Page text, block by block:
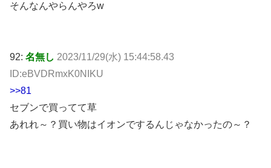
そんなんやらんやろw
92: 名無し 2023/11/29(水) 15:44:58.43
ID:eBVDRmxK0NIKU
>>81
セブンで買ってて草
あれれ～？買い物はイオンでするんじゃなかったの～？